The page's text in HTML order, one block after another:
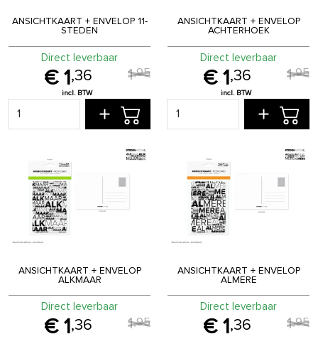
ANSICHTKAART + ENVELOP 11-
STEDEN
1 ,36 1,95
Direct leverbaar
ANSICHTKAART + ENVELOP
ACHTERHOEK
1 ,36 1,95
Direct leverbaar
ANSICHTKAART + ENVELOP
ALKMAAR
1 ,36 1,95
Direct leverbaar
ANSICHTKAART + ENVELOP
ALMERE
1 ,36 1,95
Direct leverbaar